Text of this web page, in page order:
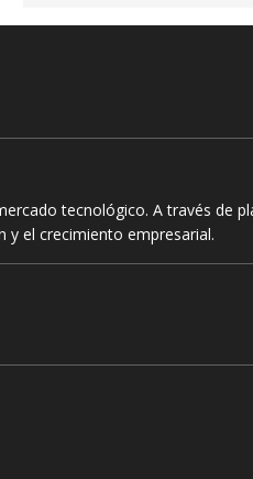
tecnológico. A través de
el crecimiento empresarial.